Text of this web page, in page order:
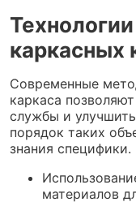
каркасных
Современные
каркаса
службы и
порядок таких
знания специфики.
материалов